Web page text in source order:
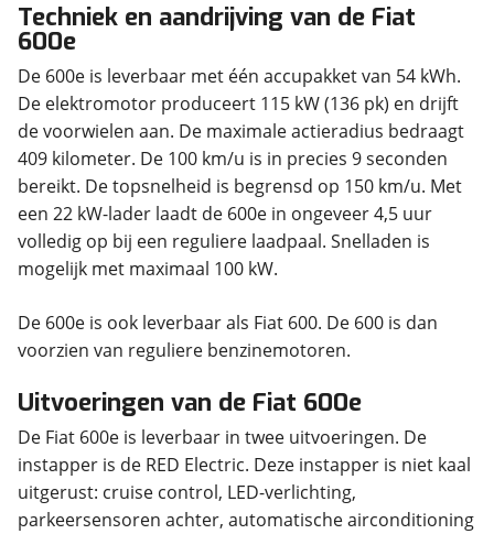
Techniek en aandrijving van de Fiat
600e
De 600e is leverbaar met één accupakket van 54 kWh.
De elektromotor produceert 115 kW (136 pk) en drijft
de voorwielen aan. De maximale actieradius bedraagt
409 kilometer. De 100 km/u is in precies 9 seconden
bereikt. De topsnelheid is begrensd op 150 km/u. Met
een 22 kW-lader laadt de 600e in ongeveer 4,5 uur
volledig op bij een reguliere laadpaal. Snelladen is
mogelijk met maximaal 100 kW.
De 600e is ook leverbaar als Fiat 600. De 600 is dan
voorzien van reguliere benzinemotoren.
Uitvoeringen van de Fiat 600e
De Fiat 600e is leverbaar in twee uitvoeringen. De
instapper is de RED Electric. Deze instapper is niet kaal
uitgerust: cruise control, LED-verlichting,
parkeersensoren achter, automatische airconditioning